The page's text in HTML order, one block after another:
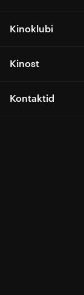
Kinoklubi
Kinost
Kontaktid